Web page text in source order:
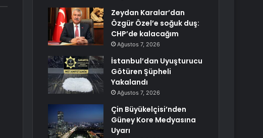
Zeydan Karalar’dan
Özgür Özel’e soğuk duş:
CHP’de kalacağım
Ağustos 7, 2026
İstanbul’dan Uyuşturucu
Götüren Şüpheli
Yakalandı
Ağustos 7, 2026
Çin Büyükelçisi’nden
Güney Kore Medyasına
Uyarı